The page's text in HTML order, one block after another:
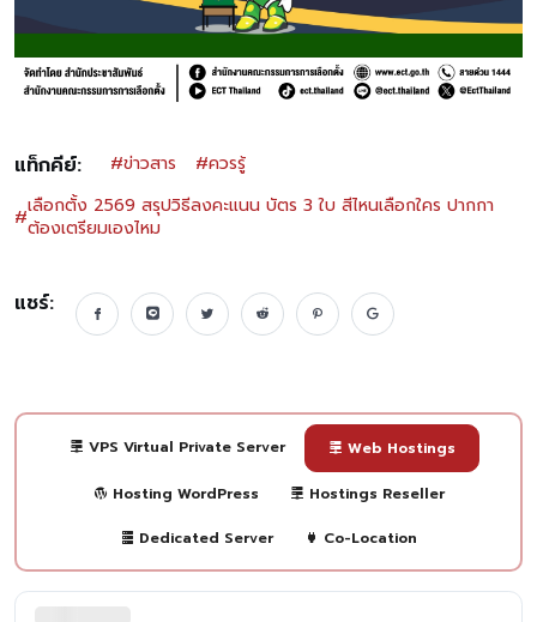
แท็กคีย์: #ข่าวสาร #ควรรู้
#เลือกตั้ง 2569 สรุปวิธีลงคะแนน บัตร 3 ใบ สีไหนเลือกใคร ปากกา
ต้องเตรียมเองไหม
แชร์:
VPS Virtual Private Server Web Hostings
Hosting WordPress Hostings Reseller
Dedicated Server Co-Location